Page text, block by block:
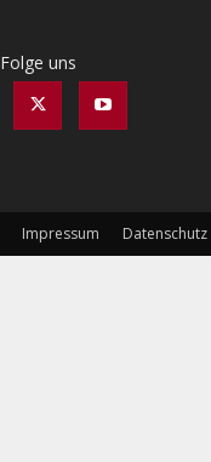
Folge uns
Impressum Datenschutz